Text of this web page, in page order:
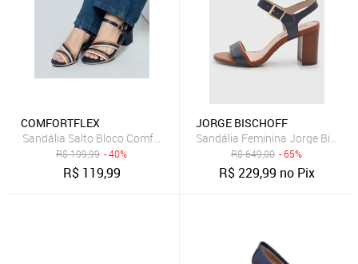
COMFORTFLEX
Sandália Salto Bloco Comfortflex Feminina Anatômica Azul Marinho
R$199,99 - 40%
R$ 119,99
JORGE BISCHOFF
Sandália Feminina Jorge
R$649,00 - 65%
R$229,99 no Pix